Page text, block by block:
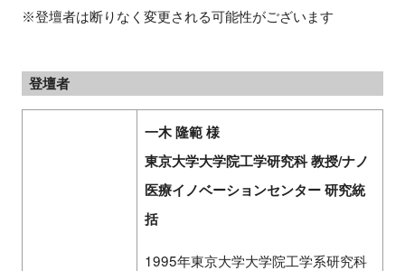
※登壇者は断りなく変更される可能性がございます
登壇者
一木 隆範 様
東京大学大学院工学研究科 教授/ナノ
医療イノベーションセンター 研究統
括
1995年東京大学大学院工学系研究科